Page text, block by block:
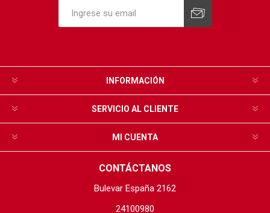
INFORMACIÓN
SERVICIO AL CLIENTE
MI CUENTA
CONTÁCTANOS
Bulevar España 2162
24100980